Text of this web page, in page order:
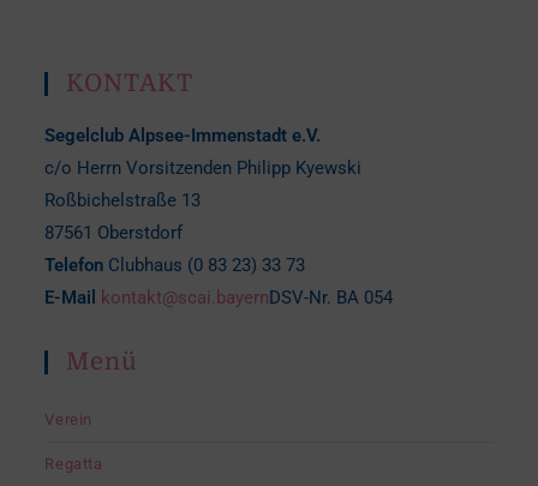
KONTAKT
Segelclub Alpsee-Immenstadt e.V.
c/o Herrn Vorsitzenden Philipp Kyewski
Roßbichelstraße 13
87561 Oberstdorf
Telefon Clubhaus (0 83 23) 33 73
E-Mail
kontakt@scai.bayernDSV-Nr. BA 054
Menü
Verein
Regatta